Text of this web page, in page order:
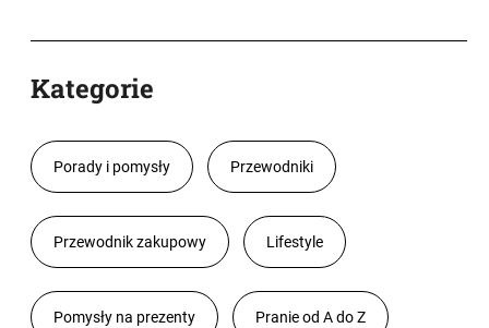
Kategorie
Porady i pomysły Przewodniki
Przewodnik zakupowy Lifestyle
Pomysły na prezenty Pranie od A do Z